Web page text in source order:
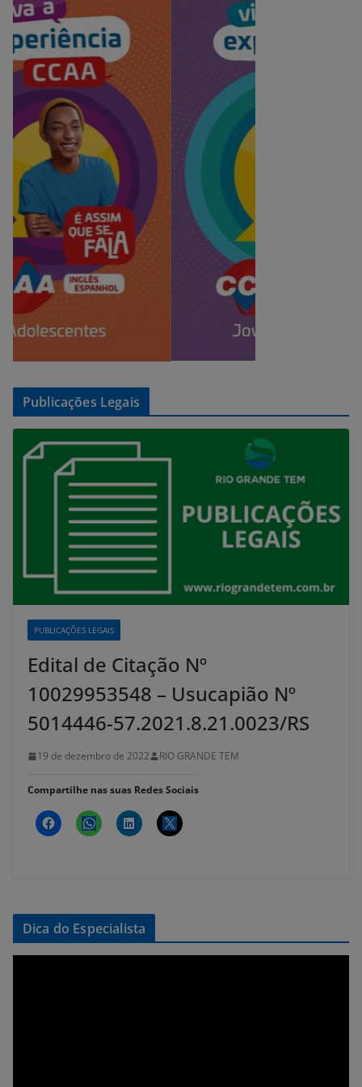
Publicações Legais
PUBLICAÇÕES LEGAIS
Edital de Citação Nº
10029953548 – Usucapião Nº
5014446-57.2021.8.21.0023/RS
19 de dezembro de 2022 RIO GRANDE TEM
Compartilhe nas suas Redes Sociais
Dica do Especialista